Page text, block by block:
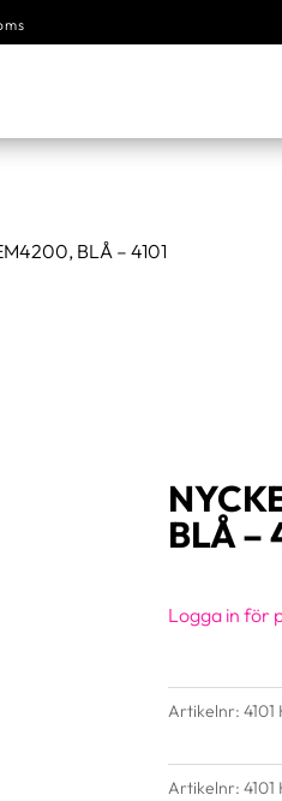
BLÅ – 4101
BLÅ –
Logga in för
Artikelnr: 4101
Artikelnr: 4101